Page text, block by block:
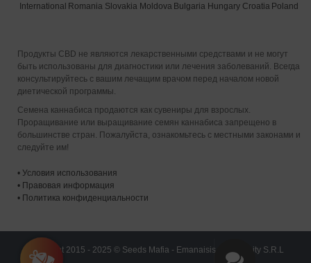
International Romania Slovakia Moldova Bulgaria Hungary Croatia Poland
Продукты CBD не являются лекарственными средствами и не могут
быть использованы для диагностики или лечения заболеваний. Всегда
консультируйтесь с вашим лечащим врачом перед началом новой
диетической программы.
Семена каннабиса продаются как сувениры для взрослых.
Проращивание или выращивание семян каннабиса запрещено в
большинстве стран. Пожалуйста, ознакомьтесь с местными законами и
следуйте им!
• Условия использования
• Правовая информация
• Политика конфиденциальности
Copyright 2015 - 2025 © Seeds Mafia - Emanaisis Community S.R.L